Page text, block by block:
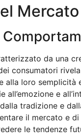
da una
consumatori
loro
all’emozione e
tradizione e
il mercato e
le tendenze